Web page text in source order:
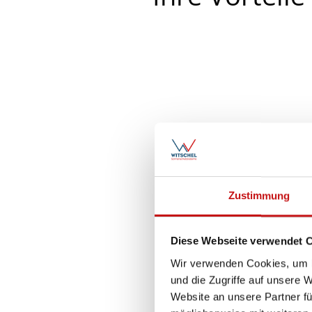
Zustimmung
Diese Webseite verwendet
Wir verwenden Cookies,
und die Zugriffe auf unsere
Website an unsere Partner